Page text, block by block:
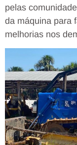
pelas
da máquina para
melhorias nos